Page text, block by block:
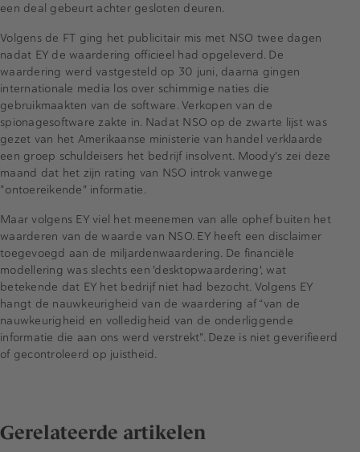
een deal gebeurt achter gesloten deuren.
Volgens de FT ging het publicitair mis met NSO twee dagen
nadat EY de waardering officieel had opgeleverd. De
waardering werd vastgesteld op 30 juni, daarna gingen
internationale media los over schimmige naties die
gebruikmaakten van de software. Verkopen van de
spionagesoftware zakte in. Nadat NSO op de zwarte lijst was
gezet van het Amerikaanse ministerie van handel verklaarde
een groep schuldeisers het bedrijf insolvent. Moody's zei deze
maand dat het zijn rating van NSO introk vanwege
"ontoereikende" informatie.
Maar volgens EY viel het meenemen van alle ophef buiten het
waarderen van de waarde van NSO. EY heeft een disclaimer
toegevoegd aan de miljardenwaardering. De financiële
modellering was slechts een 'desktopwaardering', wat
betekende dat EY het bedrijf niet had bezocht. Volgens EY
hangt de nauwkeurigheid van de waardering af “van de
nauwkeurigheid en volledigheid van de onderliggende
informatie die aan ons werd verstrekt". Deze is niet geverifieerd
of gecontroleerd op juistheid.
Gerelateerde artikelen